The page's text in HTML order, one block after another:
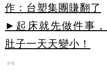
作：台塑集團賺翻了
►起床就先做件事
肚子一天天變小！
PR